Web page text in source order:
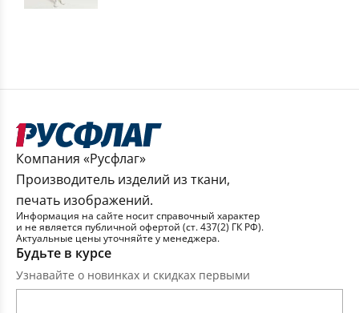
Компания «Русфлаг»
Производитель изделий из ткани,
печать изображений.
Информация на сайте носит справочный характер
и не является публичной офертой (ст. 437(2) ГК РФ).
Актуальные цены уточняйте у менеджера.
Будьте в курсе
Узнавайте о новинках и скидках первыми